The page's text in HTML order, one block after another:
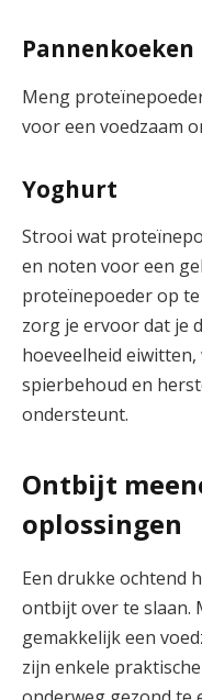
Pannenkoeken
Meng
voor een voedzaam
Yoghurt
Strooi wat
en noten voor een
proteïnepoeder op
zorg je ervoor dat je
hoeveelheid
spierbehoud en
ondersteunt.
Ontbijt
oplossingen
Een drukke ochtend
ontbijt over te slaan.
gemakkelijk een
zijn enkele